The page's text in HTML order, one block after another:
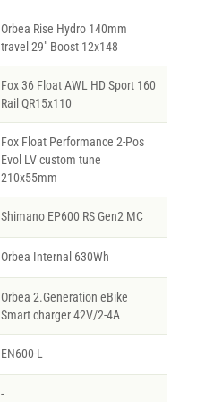
Orbea Rise Hydro 140mm
travel 29" Boost 12x148
Fox 36 Float AWL HD Sport 160
Rail QR15x110
Fox Float Performance 2-Pos
Evol LV custom tune
210x55mm
Shimano EP600 RS Gen2 MC
Orbea Internal 630Wh
Orbea 2.Generation eBike
Smart charger 42V/2-4A
EN600-L
-